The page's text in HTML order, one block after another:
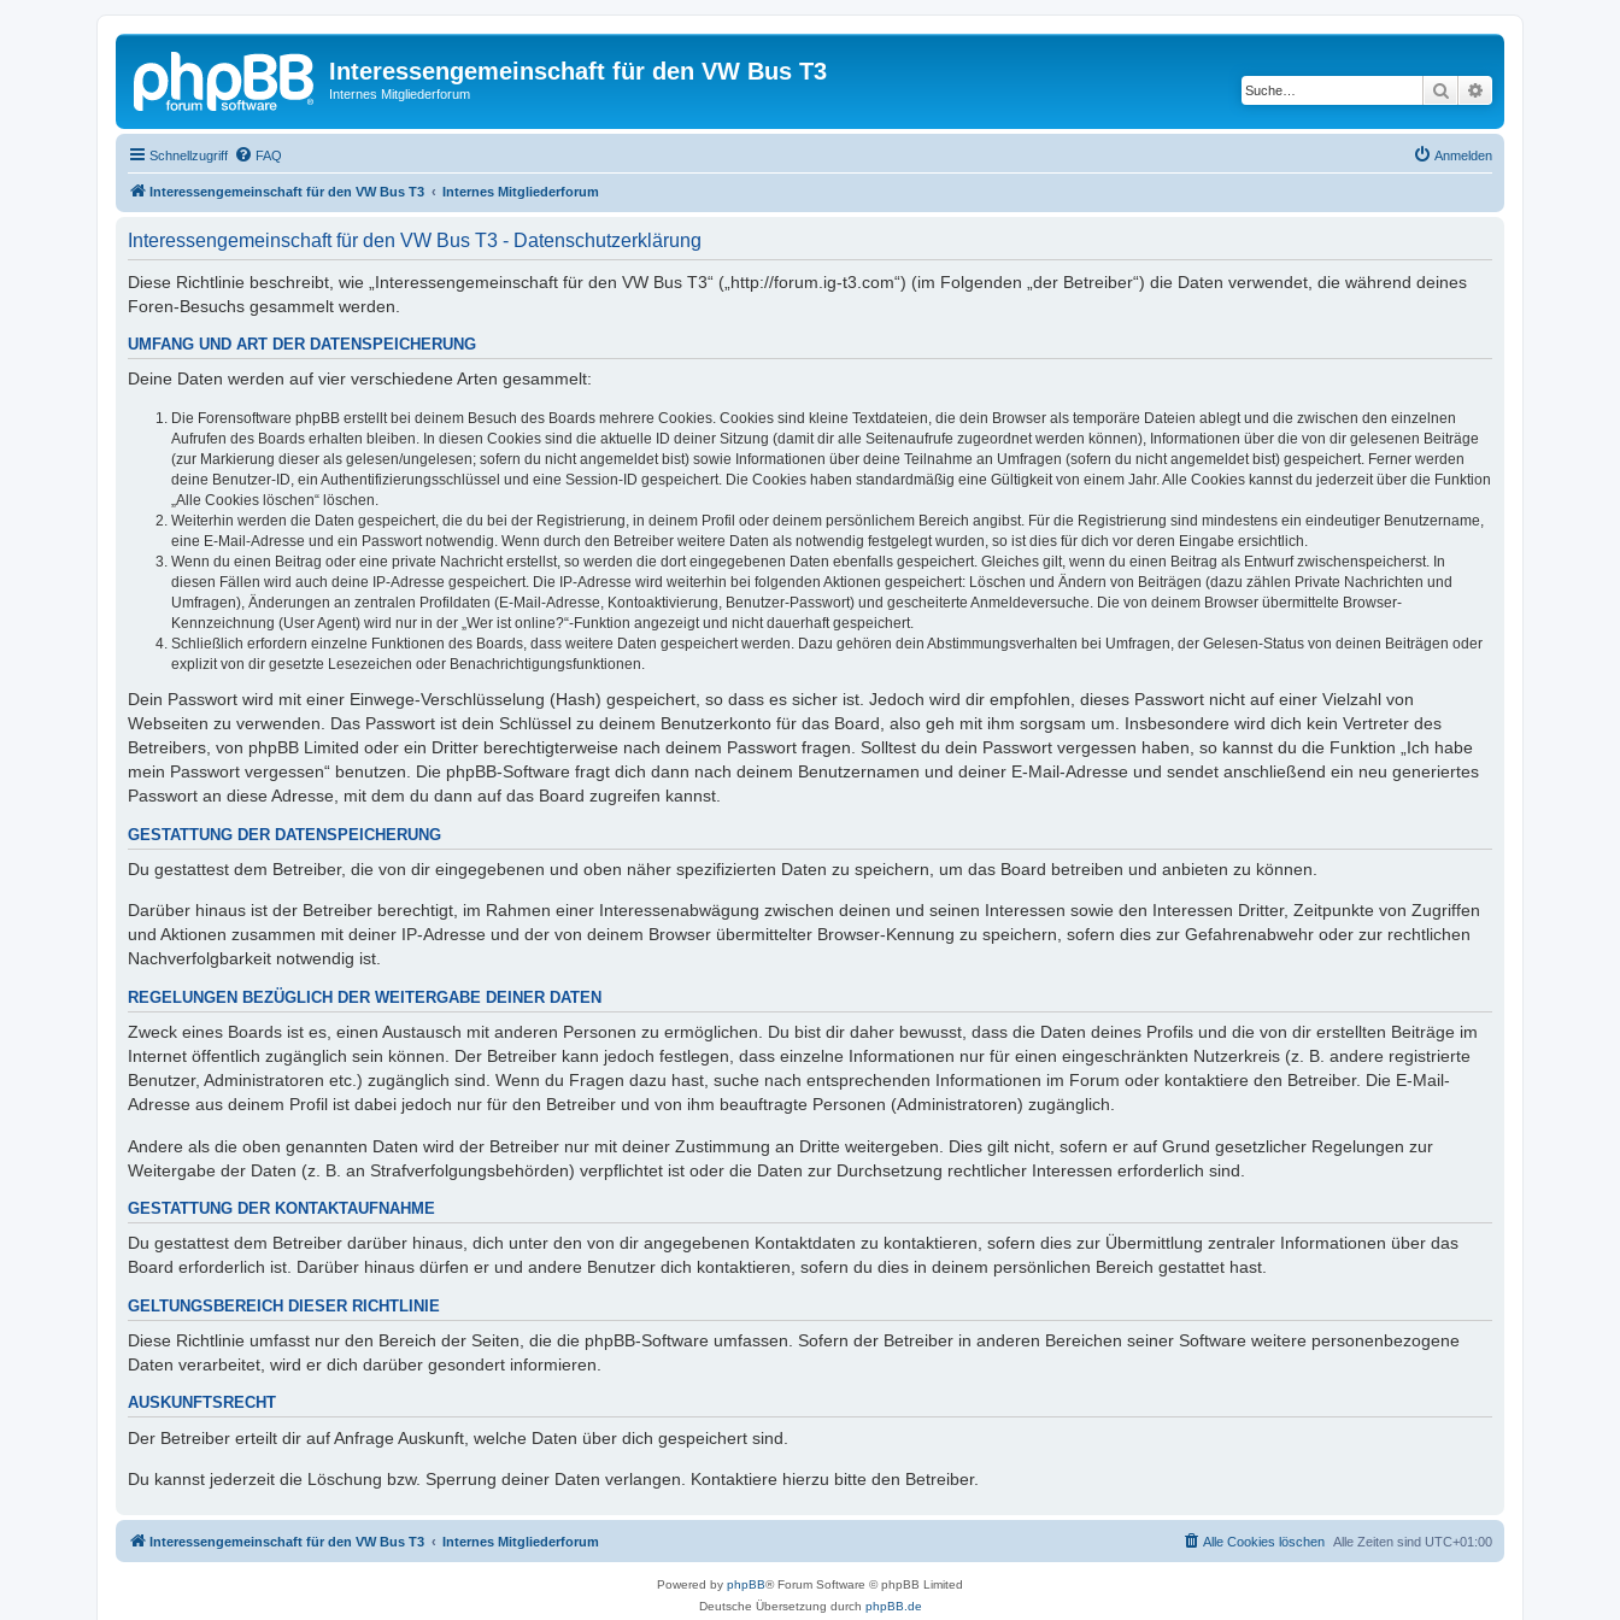
Interessengemeinschaft für den VW Bus T3
Internes Mitgliederforum Suche
Schnellzugriff FAQ Anmelden
Interessengemeinschaft für den VW Bus T3 Internes Mitgliederforum
Interessengemeinschaft für den VW Bus T3 - Datenschutzerklärung
Diese Richtlinie beschreibt, wie „Interessengemeinschaft für den VW Bus T3“ („http://forum.ig-t3.com“) (im Folgenden „der Betreiber“) die Daten verwendet, die während deines
Foren-Besuchs gesammelt werden.
UMFANG UND ART DER DATENSPEICHERUNG
Deine Daten werden auf vier verschiedene Arten gesammelt:
Die Forensoftware phpBB erstellt bei deinem Besuch des Boards mehrere Cookies. Cookies sind kleine Textdateien, die dein Browser als temporäre Dateien ablegt und die zwischen den einzelnen
Aufrufen des Boards erhalten bleiben. In diesen Cookies sind die aktuelle ID deiner Sitzung (damit dir alle Seitenaufrufe zugeordnet werden können), Informationen über die von dir gelesenen Beiträge
(zur Markierung dieser als gelesen/ungelesen; sofern du nicht angemeldet bist) sowie Informationen über deine Teilnahme an Umfragen (sofern du nicht angemeldet bist) gespeichert. Ferner werden
deine Benutzer-ID, ein Authentifizierungsschlüssel und eine Session-ID gespeichert. Die Cookies haben standardmäßig eine Gültigkeit von einem Jahr. Alle Cookies kannst du jederzeit über die Funktion
„Alle Cookies löschen“ löschen.
Weiterhin werden die Daten gespeichert, die du bei der Registrierung, in deinem Profil oder deinem persönlichem Bereich angibst. Für die Registrierung sind mindestens ein eindeutiger Benutzername,
eine E-Mail-Adresse und ein Passwort notwendig. Wenn durch den Betreiber weitere Daten als notwendig festgelegt wurden, so ist dies für dich vor deren Eingabe ersichtlich.
Wenn du einen Beitrag oder eine private Nachricht erstellst, so werden die dort eingegebenen Daten ebenfalls gespeichert. Gleiches gilt, wenn du einen Beitrag als Entwurf zwischenspeicherst. In
diesen Fällen wird auch deine IP-Adresse gespeichert. Die IP-Adresse wird weiterhin bei folgenden Aktionen gespeichert: Löschen und Ändern von Beiträgen (dazu zählen Private Nachrichten und
Umfragen), Änderungen an zentralen Profildaten (E-Mail-Adresse, Kontoaktivierung, Benutzer-Passwort) und gescheiterte Anmeldeversuche. Die von deinem Browser übermittelte Browser-
Kennzeichnung (User Agent) wird nur in der „Wer ist online?“-Funktion angezeigt und nicht dauerhaft gespeichert.
Schließlich erfordern einzelne Funktionen des Boards, dass weitere Daten gespeichert werden. Dazu gehören dein Abstimmungsverhalten bei Umfragen, der Gelesen-Status von deinen Beiträgen oder
explizit von dir gesetzte Lesezeichen oder Benachrichtigungsfunktionen.
Dein Passwort wird mit einer Einwege-Verschlüsselung (Hash) gespeichert, so dass es sicher ist. Jedoch wird dir empfohlen, dieses Passwort nicht auf einer Vielzahl von
Webseiten zu verwenden. Das Passwort ist dein Schlüssel zu deinem Benutzerkonto für das Board, also geh mit ihm sorgsam um. Insbesondere wird dich kein Vertreter des
Betreibers, von phpBB Limited oder ein Dritter berechtigterweise nach deinem Passwort fragen. Solltest du dein Passwort vergessen haben, so kannst du die Funktion „Ich habe
mein Passwort vergessen“ benutzen. Die phpBB-Software fragt dich dann nach deinem Benutzernamen und deiner E-Mail-Adresse und sendet anschließend ein neu generiertes
Passwort an diese Adresse, mit dem du dann auf das Board zugreifen kannst.
GESTATTUNG DER DATENSPEICHERUNG
Du gestattest dem Betreiber, die von dir eingegebenen und oben näher spezifizierten Daten zu speichern, um das Board betreiben und anbieten zu können.
Darüber hinaus ist der Betreiber berechtigt, im Rahmen einer Interessenabwägung zwischen deinen und seinen Interessen sowie den Interessen Dritter, Zeitpunkte von Zugriffen
und Aktionen zusammen mit deiner IP-Adresse und der von deinem Browser übermittelter Browser-Kennung zu speichern, sofern dies zur Gefahrenabwehr oder zur rechtlichen
Nachverfolgbarkeit notwendig ist.
REGELUNGEN BEZÜGLICH DER WEITERGABE DEINER DATEN
Zweck eines Boards ist es, einen Austausch mit anderen Personen zu ermöglichen. Du bist dir daher bewusst, dass die Daten deines Profils und die von dir erstellten Beiträge im
Internet öffentlich zugänglich sein können. Der Betreiber kann jedoch festlegen, dass einzelne Informationen nur für einen eingeschränkten Nutzerkreis (z. B. andere registrierte
Benutzer, Administratoren etc.) zugänglich sind. Wenn du Fragen dazu hast, suche nach entsprechenden Informationen im Forum oder kontaktiere den Betreiber. Die E-Mail-
Adresse aus deinem Profil ist dabei jedoch nur für den Betreiber und von ihm beauftragte Personen (Administratoren) zugänglich.
Andere als die oben genannten Daten wird der Betreiber nur mit deiner Zustimmung an Dritte weitergeben. Dies gilt nicht, sofern er auf Grund gesetzlicher Regelungen zur
Weitergabe der Daten (z. B. an Strafverfolgungsbehörden) verpflichtet ist oder die Daten zur Durchsetzung rechtlicher Interessen erforderlich sind.
GESTATTUNG DER KONTAKTAUFNAHME
Du gestattest dem Betreiber darüber hinaus, dich unter den von dir angegebenen Kontaktdaten zu kontaktieren, sofern dies zur Übermittlung zentraler Informationen über das
Board erforderlich ist. Darüber hinaus dürfen er und andere Benutzer dich kontaktieren, sofern du dies in deinem persönlichen Bereich gestattet hast.
GELTUNGSBEREICH DIESER RICHTLINIE
Diese Richtlinie umfasst nur den Bereich der Seiten, die die phpBB-Software umfassen. Sofern der Betreiber in anderen Bereichen seiner Software weitere personenbezogene
Daten verarbeitet, wird er dich darüber gesondert informieren.
AUSKUNFTSRECHT
Der Betreiber erteilt dir auf Anfrage Auskunft, welche Daten über dich gespeichert sind.
Du kannst jederzeit die Löschung bzw. Sperrung deiner Daten verlangen. Kontaktiere hierzu bitte den Betreiber.
Interessengemeinschaft für den VW Bus T3 Internes Mitgliederforum Alle Zeiten sind UTC+01:00
Alle Cookies löschen
Powered by phpBB® Forum Software © phpBB Limited
Deutsche Übersetzung durch phpBB.de